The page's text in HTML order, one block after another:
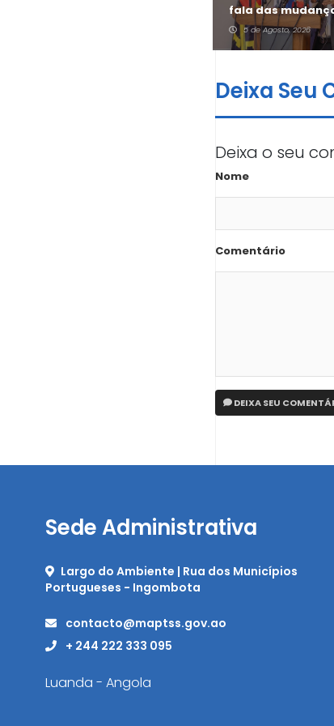
fala das
Jovem +
5 de Agosto, 2026
Deixa Seu
Deixa o seu
Nome
Comentário
DEIXA SEU
Sede Administrativa
Largo do Ambiente | Rua dos Municípios
Portugueses - Ingombota
contacto@maptss.gov.ao
+ 244 222 333 095
Luanda - Angola